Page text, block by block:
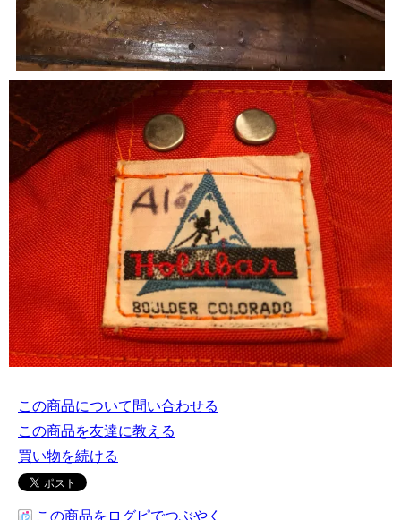
この商品について問い合わせる
この商品を友達に教える
買い物を続ける
この商品をログピでつぶやく